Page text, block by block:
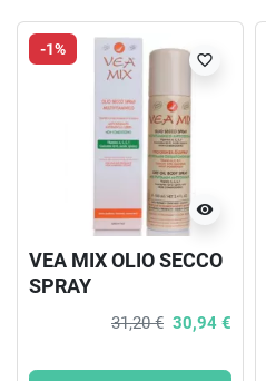
-1%
visibility
favorite_border
VEA MIX OLIO SECCO
SPRAY
MULTIVITAMINICO
31,20 € 30,94 €